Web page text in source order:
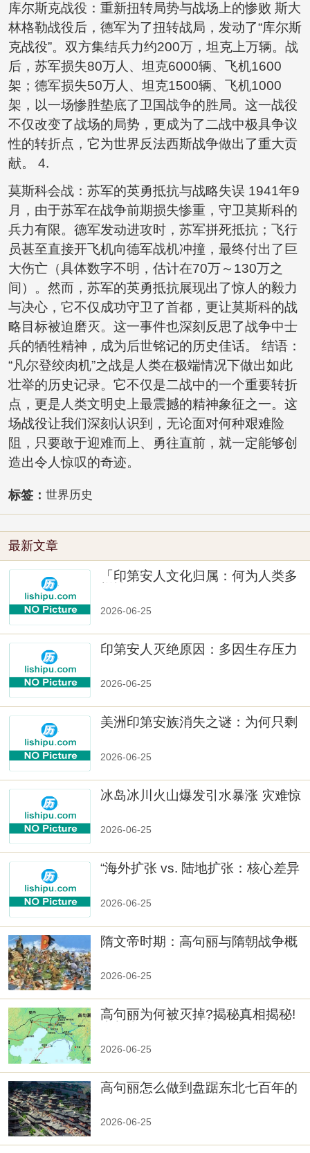
库尔斯克战役：重新扭转局势与战场上的惨败 斯大
林格勒战役后，德军为了扭转战局，发动了“库尔斯
克战役”。双方集结兵力约200万，坦克上万辆。战
后，苏军损失80万人、坦克6000辆、飞机1600
架；德军损失50万人、坦克1500辆、飞机1000
架，以一场惨胜垫底了卫国战争的胜局。这一战役
不仅改变了战场的局势，更成为了二战中极具争议
性的转折点，它为世界反法西斯战争做出了重大贡
献。 4.
莫斯科会战：苏军的英勇抵抗与战略失误 1941年9
月，由于苏军在战争前期损失惨重，守卫莫斯科的
兵力有限。德军发动进攻时，苏军拼死抵抗；飞行
员甚至直接开飞机向德军战机冲撞，最终付出了巨
大伤亡（具体数字不明，估计在70万～130万之
间）。然而，苏军的英勇抵抗展现出了惊人的毅力
与决心，它不仅成功守卫了首都，更让莫斯科的战
略目标被迫磨灭。这一事件也深刻反思了战争中士
兵的牺牲精神，成为后世铭记的历史佳话。 结语：
“凡尔登绞肉机”之战是人类在极端情况下做出如此
壮举的历史记录。它不仅是二战中的一个重要转折
点，更是人类文明史上最震撼的精神象征之一。这
场战役让我们深刻认识到，无论面对何种艰难险
阻，只要敢于迎难而上、勇往直前，就一定能够创
造出令人惊叹的奇迹。
标签： 世界历史
最新文章
「印第安人文化归属：何为人类多
2026-06-25
印第安人灭绝原因：多因生存压力
2026-06-25
美洲印第安族消失之谜：为何只剩
2026-06-25
冰岛冰川火山爆发引水暴涨 灾难惊
2026-06-25
“海外扩张 vs. 陆地扩张：核心差异
2026-06-25
隋文帝时期：高句丽与隋朝战争概
2026-06-25
高句丽为何被灭掉?揭秘真相揭秘!
2026-06-25
高句丽怎么做到盘踞东北七百年的
2026-06-25